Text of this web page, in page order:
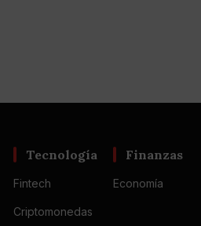
Tecnología
Fintech
Criptomonedas
Finanzas
Economía